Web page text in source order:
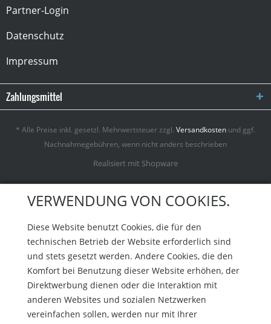
Partner-Login
Datenschutz
Impressum
Zahlungsmittel
* Alle Preise inkl. gesetzl. Mehrwertsteuer zzgl. Versandkosten und ggf.
Nachnahmegebühren, wenn nicht anders beschrieben
Realisiert mit Shopware
VERWENDUNG VON COOKIES.
Diese Website benutzt Cookies, die für den
technischen Betrieb der Website erforderlich sind
und stets gesetzt werden. Andere Cookies, die den
Komfort bei Benutzung dieser Website erhöhen, der
Direktwerbung dienen oder die Interaktion mit
anderen Websites und sozialen Netzwerken
vereinfachen sollen, werden nur mit Ihrer